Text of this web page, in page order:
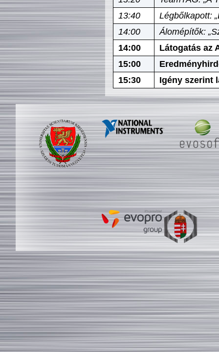
13:40
Légbőlkapott:
14:00
Álomépítők:
14:00
Látogatás az
15:00
15:30
Igény szerint